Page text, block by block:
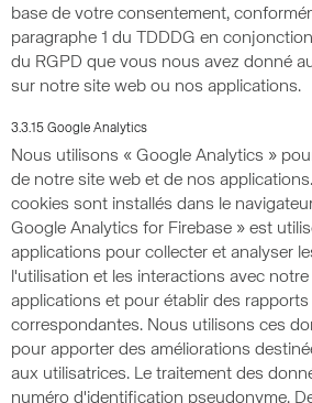
base de votre consentement,
paragraphe 1 du TDDDG en
du RGPD que vous nous avez donné
sur notre site web ou nos applications.
3.3.15 Google Analytics
Nous utilisons « Google Analytics »
de notre site web et de nos
cookies sont installés dans le
Google Analytics for Firebase » est
applications pour collecter et analyser
l'utilisation et les interactions avec
applications et pour établir des
correspondantes. Nous utilisons ces
pour apporter des améliorations
aux utilisatrices. Le traitement des
numéro d'identification pseudonyme.